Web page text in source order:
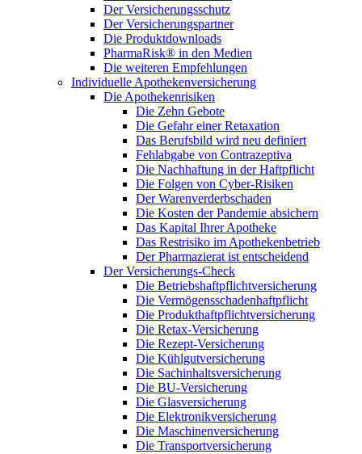
Der Versicherungsschutz
Der Versicherungspartner
Die Produktdownloads
PharmaRisk® in den Medien
Die weiteren Empfehlungen
Individuelle Apothekenversicherung
Die Apothekenrisiken
Die Zehn Gebote
Die Gefahr einer Retaxation
Das Berufsbild wird neu definiert
Fehlabgabe von Contrazeptiva
Die Nachhaftung in der Haftpflicht
Die Folgen von Cyber-Risiken
Der Warenverderbschaden
Die Kosten der Pandemie absichern
Das Kapital Ihrer Apotheke
Das Restrisiko im Apothekenbetrieb
Der Pharmazierat ist entscheidend
Der Versicherungs-Check
Die Betriebshaftpflichtversicherung
Die Vermögensschadenhaftpflicht
Die Produkthaftpflichtversicherung
Die Retax-Versicherung
Die Rezept-Versicherung
Die Kühlgutversicherung
Die Sachinhaltsversicherung
Die BU-Versicherung
Die Glasversicherung
Die Elektronikversicherung
Die Maschinenversicherung
Die Transportversicherung